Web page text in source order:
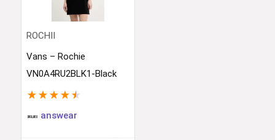
ROCHII
Vans – Rochie
VN0A4RU2BLK1-Black
★ ★ ★ ★ ★
answear